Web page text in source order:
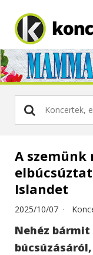
A szemünk
Islandet
2025/10/07 ·
Nehéz